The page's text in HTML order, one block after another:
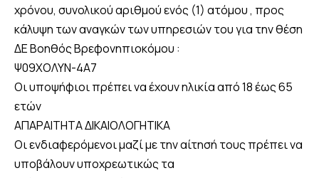
χρόνου, συνολικού αριθμού ενός (1) ατόμου , προς
κάλυψη των αναγκών των υπηρεσιών του για την θέση
ΔΕ Βοηθός Βρεφονηπιοκόμου :
Ψ09ΧΟΛΥΝ-4Α7
Οι υποψήφιοι πρέπει να έχουν ηλικία από 18 έως 65
ετών
ΑΠΑΡΑΙΤΗΤΑ ΔΙΚΑΙΟΛΟΓΗΤΙΚΑ
Οι ενδιαφερόμενοι μαζί με την αίτησή τους πρέπει να
υποβάλουν υποχρεωτικώς τα